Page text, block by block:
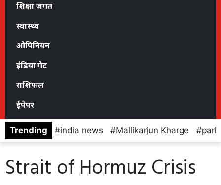
शिक्षा जगत
स्वास्थ्य
ओपिनियन
इंडिया गेट
राशिफल
ईपेपर
Trending india news Mallikarjun Kharge
Strait of Hormuz Crisis